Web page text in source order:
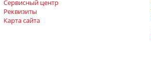
Сервисный центр
Реквизиты
Карта сайта